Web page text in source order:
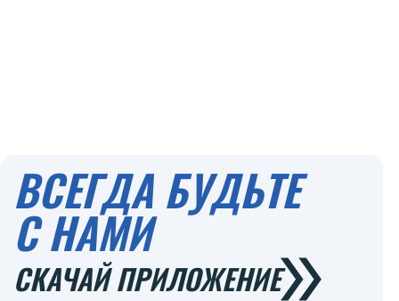
ВСЕГДА БУДЬТЕ
С НАМИ
СКАЧАЙ ПРИЛОЖЕНИЕ